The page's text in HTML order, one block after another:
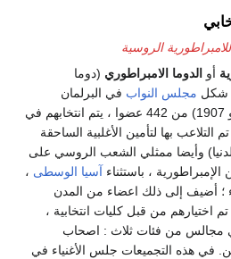
الروسية
أو الدوما الامبراطوري (دوما
مجلس النواب في البرلمان
الروسي ، ويتألف (منذ 2 يونيو 1907) من 442 عضوا ، يتم انتخابهم في
التلاعب بها لتأمين الأغلبية الساحقة
وأيضا ممثلي الشعب الروسي على
، باستثناء آسيا الوسطى ،
؛ أضيف إلى ذلك اعضاء من المدن
اختيارهم من قبل كليات انتخابية ،
في مجالس من فئات ثلاث : اصحاب
في هذه التجميعات جلس الأغنياء في